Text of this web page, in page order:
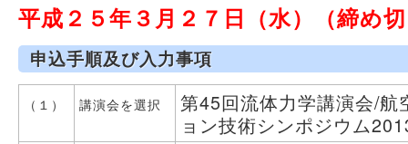
平成２５年３月２７日（水）（締め
申込手順及び入力事項
（１） 講演会を選択
第45回流体力学講演会/航
ョン技術シンポジウム